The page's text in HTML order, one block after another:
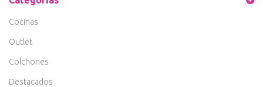
Cocinas
Outlet
Colchones
Destacados